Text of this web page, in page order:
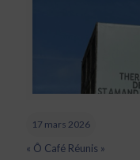
17 mars 2026
« Ô Café Réunis »